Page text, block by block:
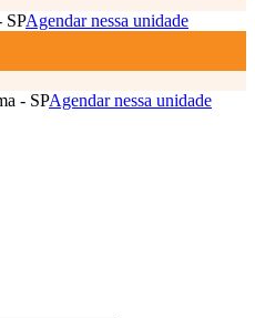
SPAgendar nessa unidade
- SPAgendar nessa unidade